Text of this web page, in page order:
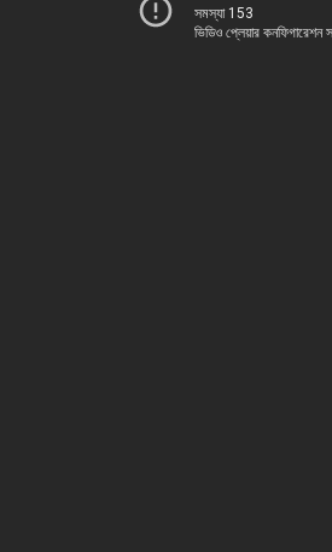
সমস্যা 153
ভিডিও প্লেয়ার কনফিগারেশন